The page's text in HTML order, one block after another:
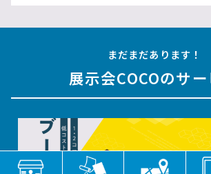
まだまだあります！
展示会COCOのサ